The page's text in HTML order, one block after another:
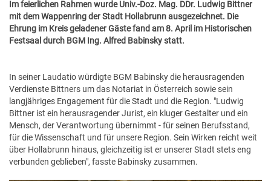
ANSPRECHPARTNER
GESUNDE GEMEINDE
Im feierlichen Rahmen wurde Univ.-Doz. Mag. DDr. Ludwig Bittner
mit dem Wappenring der Stadt Hollabrunn ausgezeichnet. Die
Ehrung im Kreis geladener Gäste fand am 8. April im Historischen
Festsaal durch BGM Ing. Alfred Babinsky statt.
In seiner Laudatio würdigte BGM Babinsky die herausragenden
Verdienste Bittners um das Notariat in Österreich sowie sein
langjähriges Engagement für die Stadt und die Region. "Ludwig
Bittner ist ein herausragender Jurist, ein kluger Gestalter und ein
Mensch, der Verantwortung übernimmt - für seinen Berufsstand,
für die Wissenschaft und für unsere Region. Sein Wirken reicht weit
über Hollabrunn hinaus, gleichzeitig ist er unserer Stadt stets eng
verbunden geblieben", fasste Babinsky zusammen.